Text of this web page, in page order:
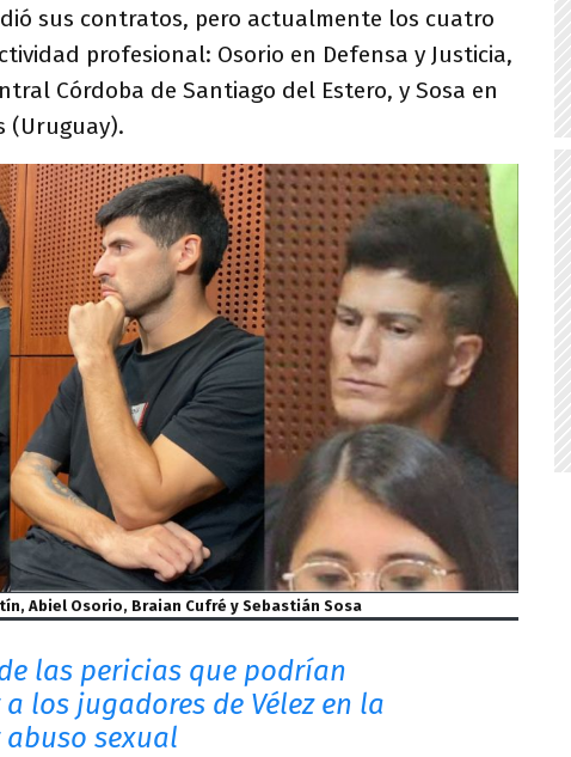
sus contratos, pero actualmente los cuatro
profesional: Osorio en Defensa y Justicia,
Córdoba de Santiago del Estero, y Sosa en
(Uruguay).
Abiel Osorio, Braian Cufré y Sebastián Sosa
las pericias que podrían
los jugadores de Vélez en la
sexual